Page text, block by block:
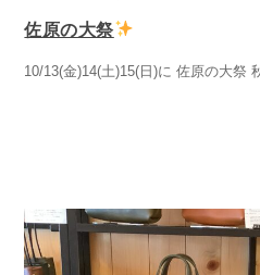
佐原の大祭
10/13(金)14(土)15(日)に 佐原の大祭